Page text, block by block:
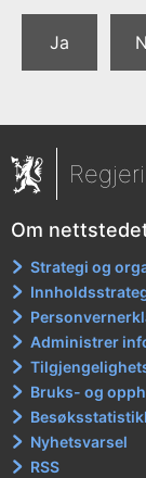
Ja
Om
Strategi og
Administrer
Bruks- og
Nyhetsvarsel
RSS